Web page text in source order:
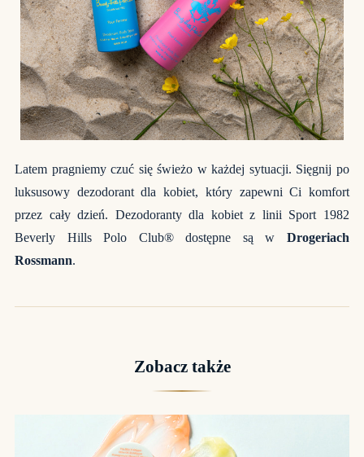
Latem pragniemy czuć się świeżo w każdej sytuacji. Sięgnij po
luksusowy dezodorant dla kobiet, który zapewni Ci komfort
przez cały dzień. Dezodoranty dla kobiet z linii Sport 1982
Beverly Hills Polo Club® dostępne są w Drogeriach
Rossmann.
Zobacz także